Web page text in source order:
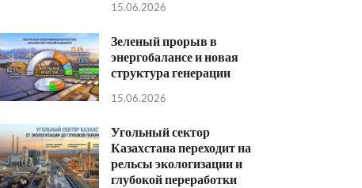
15.06.2026
Зеленый прорыв в
энергобалансе и новая
структура генерации
15.06.2026
Угольный сектор
Казахстана переходит на
рельсы экологизации и
глубокой переработки